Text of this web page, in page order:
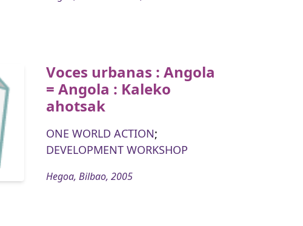
Voces urbanas : Angola
= Angola : Kaleko
ahotsak
ONE WORLD ACTION;
DEVELOPMENT WORKSHOP
Hegoa, Bilbao, 2005